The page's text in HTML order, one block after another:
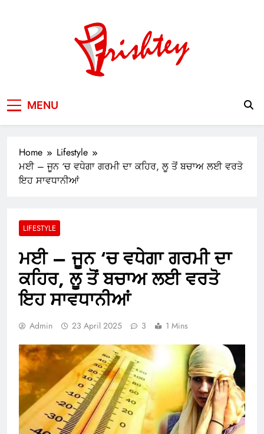
MENU
Home
Lifestyle
ਮਈ – ਜੂਨ ‘ਚ ਵਧੇਗਾ ਗਰਮੀ ਦਾ ਕਹਿਰ, ਲੂ ਤੋਂ ਬਚਾਅ ਲਈ ਵਰਤੋ
ਇਹ ਸਾਵਧਾਨੀਆਂ
LIFESTYLE
ਮਈ – ਜੂਨ ‘ਚ ਵਧੇਗਾ ਗਰਮੀ ਦਾ
ਕਹਿਰ, ਲੂ ਤੋਂ ਬਚਾਅ ਲਈ ਵਰਤੋ
ਇਹ ਸਾਵਧਾਨੀਆਂ
Admin 23 April 2025 3 1 Mins